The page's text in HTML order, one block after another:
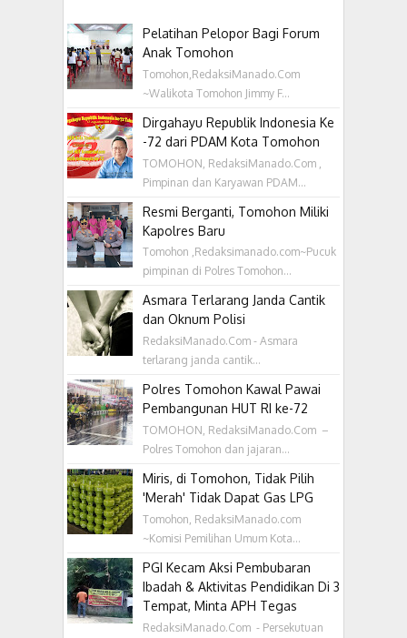
Pelatihan Pelopor Bagi Forum
Anak Tomohon
Tomohon,RedaksiManado.Com
~Walikota Tomohon Jimmy F...
Dirgahayu Republik Indonesia Ke
-72 dari PDAM Kota Tomohon
TOMOHON, RedaksiManado.Com ,
Pimpinan dan Karyawan PDAM...
Resmi Berganti, Tomohon Miliki
Kapolres Baru
Tomohon ,Redaksimanado.com~Pucuk
pimpinan di Polres Tomohon...
Asmara Terlarang Janda Cantik
dan Oknum Polisi
RedaksiManado.Com - Asmara
terlarang janda cantik...
Polres Tomohon Kawal Pawai
Pembangunan HUT RI ke-72
TOMOHON, RedaksiManado.Com –
Polres Tomohon dan jajaran...
Miris, di Tomohon, Tidak Pilih
'Merah' Tidak Dapat Gas LPG
Tomohon, RedaksiManado.com
~Komisi Pemilihan Umum Kota...
PGI Kecam Aksi Pembubaran
Ibadah & Aktivitas Pendidikan Di 3
Tempat, Minta APH Tegas
RedaksiManado.Com - Persekutuan